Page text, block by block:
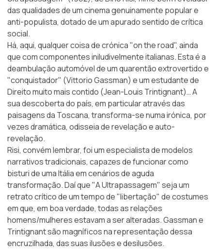
das qualidades de um cinema genuinamente popular e
anti-populista, dotado de um apurado sentido de crítica
social.
Há, aqui, qualquer coisa de crónica "on the road", ainda
que com componentes iniludivelmente italianas. Esta é a
deambulação automóvel de um quarentão extrovertido e
"conquistador" (Vittorio Gassman) e um estudante de
Direito muito mais contido (Jean-Louis Trintignant)… A
sua descoberta do país, em particular através das
paisagens da Toscana, transforma-se numa irónica, por
vezes dramática, odisseia de revelação e auto-
revelação.
Risi, convém lembrar, foi um especialista de modelos
narrativos tradicionais, capazes de funcionar como
bisturi de uma Itália em cenários de aguda
transformação. Daí que "A Ultrapassagem" seja um
retrato crítico de um tempo de "libertação" de costumes
em que, em boa verdade, todas as relações
homens/mulheres estavam a ser alteradas. Gassman e
Trintignant são magníficos na representação dessa
encruzilhada, das suas ilusões e desilusões.